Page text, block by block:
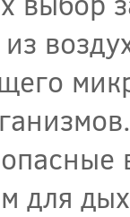
для